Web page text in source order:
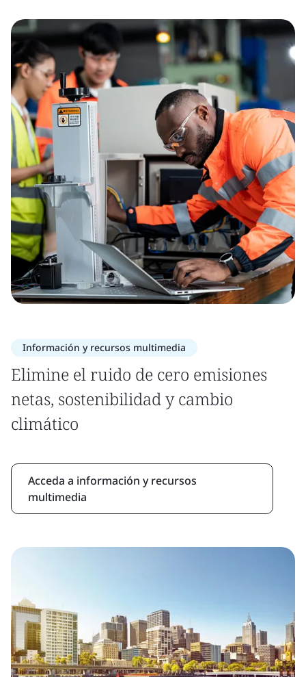
Información y recursos multimedia
Elimine el ruido de cero emisiones
netas, sostenibilidad y cambio
climático
Acceda a información y recursos
multimedia